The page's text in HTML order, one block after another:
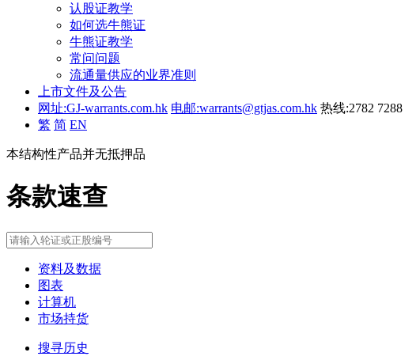
认股证教学
如何选牛熊证
牛熊证教学
常问问题
流通量供应的业界准则
上市文件及公告
网址:GJ-warrants.com.hk 电邮:warrants@gtjas.com.hk 热线:2782 7288
繁 简 EN
本结构性产品并无抵押品
条款速查
资料及数据
图表
计算机
市场持货
搜寻历史